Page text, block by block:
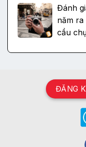
Đánh
năm
cầu
ĐĂNG